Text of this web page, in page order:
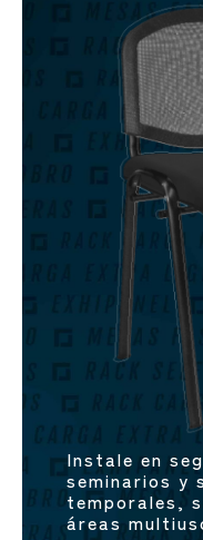
Instale en
seminarios y
temporales,
áreas